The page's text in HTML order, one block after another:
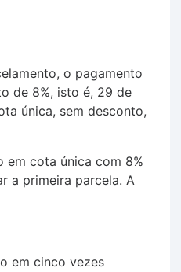
o pagamento
de 8%, isto é, 29 de
única, sem desconto,
em cota única com 8%
a primeira parcela. A
em cinco vezes